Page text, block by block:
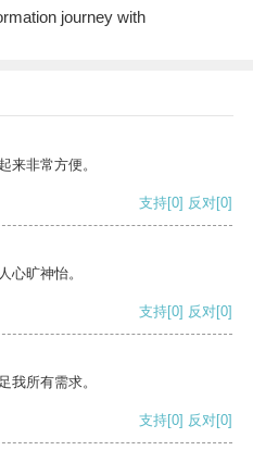
journey with
来非常方便。
支持[0] 反对[0]
心旷神怡。
支持[0] 反对[0]
我所有需求。
支持[0] 反对[0]